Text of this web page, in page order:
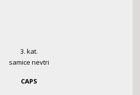
3. kat.
samice nevtri
CAPS